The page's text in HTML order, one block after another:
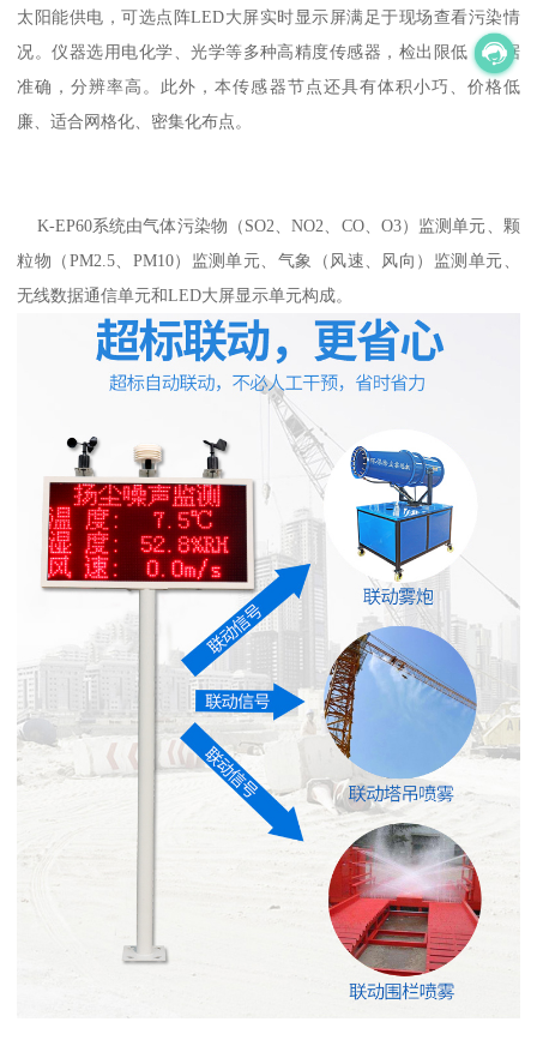
太阳能供电，可选点阵LED大屏实时显示屏满足于现场查看污染情
况。仪器选用电化学、光学等多种高精度传感器，检出限低，数据
准确，分辨率高。此外，本传感器节点还具有体积小巧、价格低
廉、适合网格化、密集化布点。
K-EP60系统由气体污染物（SO2、NO2、CO、O3）监测单元、颗
粒物（PM2.5、PM10）监测单元、气象（风速、风向）监测单元、
无线数据通信单元和LED大屏显示单元构成。